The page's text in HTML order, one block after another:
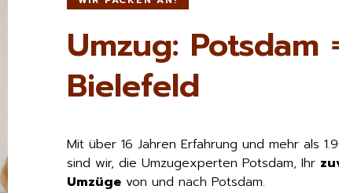
Umzug: Potsdam
Bielefeld
Mit über 16 Jahren Erfahrung und mehr als
sind wir, die Umzugexperten Potsdam, Ihr
Umzügevon und nach Potsdam.